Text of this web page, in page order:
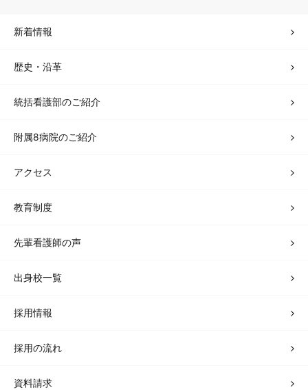
新着情報
歴史・沿革
統括看護部のご紹介
附属8病院のご紹介
アクセス
教育制度
先輩看護師の声
出身校一覧
採用情報
採用の流れ
資料請求